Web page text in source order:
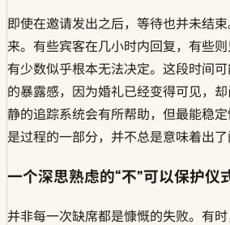
即使在邀请发出之后，等待也并未结
来。有些宾客在几小时内回复，有些
有少数似乎根本无法决定。这段时间
的暴露感，因为婚礼已经变得可见，
静的追踪系统会有所帮助，但最能稳
是过程的一部分，并不总是意味着出了
一个深思熟虑的“不”可以保护仪
并非每一次缺席都是慷慨的失败。有